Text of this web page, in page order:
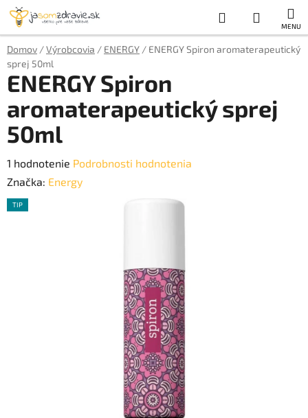
Prejsť
obsah
Hľadať
KOŠÍK
Domov /Výrobcovia / ENERGY / ENERGY Spiron aromaterapeutický
sprej 50ml
ENERGY Spiron
aromaterapeutický sprej
50ml
Priemerné
hodnotenie
produktu
1 hodnotenie Podrobnosti hodnotenia
Značka: Energy
TIP